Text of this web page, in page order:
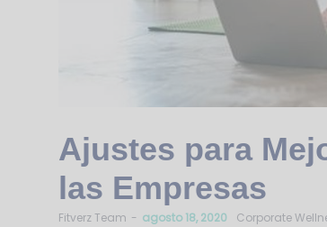
Ajustes para
las Empresas
by
Fitverz Team agosto 18, 2020 Corporate